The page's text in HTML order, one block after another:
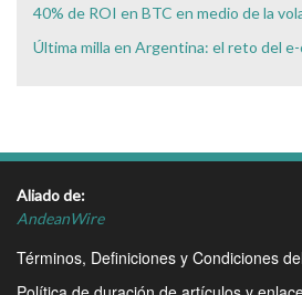
40% de ROI en BTC en medio de la
Última milla en Argentina: el reto del
Aliado de:
AndeanWire
Términos, Definiciones y Condiciones